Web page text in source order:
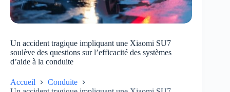
Un accident tragique impliquant une Xiaomi SU7
soulève des questions sur l’efficacité des systèmes
d’aide à la conduite
Accueil
Conduite